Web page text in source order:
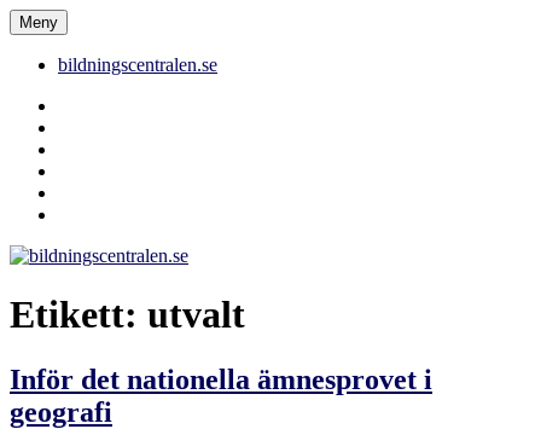
Hoppa
till
innehåll
bildningscentralen.se
Meny
bildningscentralen.se
Etikett: utvalt
Inför det nationella ämnesprovet i
geografi